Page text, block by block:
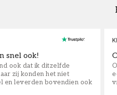
snel ook!
ook dat ik ditzelfde
zij konden het niet
en leverden bovendien ook